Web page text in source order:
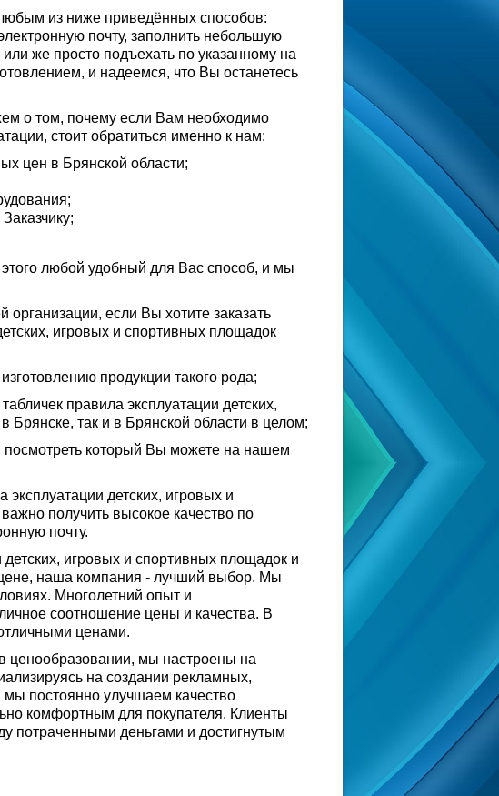
из ниже приведённых способов:
почту, заполнить небольшую
же просто подъехать по указанному на
и надеемся, что Вы останетесь
о том, почему если Вам необходимо
стоит обратиться именно к нам:
цен в Брянской области;
любой удобный для Вас способ, и мы
организации, если Вы хотите заказать
игровых и спортивных площадок
продукции такого рода;
правила эксплуатации детских,
так и в Брянской области в целом;
посмотреть который Вы можете на нашем
эксплуатации детских, игровых и
получить высокое качество по
почту.
игровых и спортивных площадок и
наша компания - лучший выбор. Мы
Многолетний опыт и
соотношение цены и качества. В
ценами.
ценообразовании, мы настроены на
на создании рекламных,
постоянно улучшаем качество
комфортным для покупателя. Клиенты
потраченными деньгами и достигнутым